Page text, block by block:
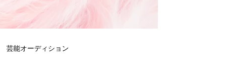
芸能オーディション